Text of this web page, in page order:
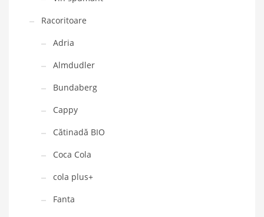
Racoritoare
Adria
Almdudler
Bundaberg
Cappy
Cătinadă BIO
Coca Cola
cola plus+
Fanta